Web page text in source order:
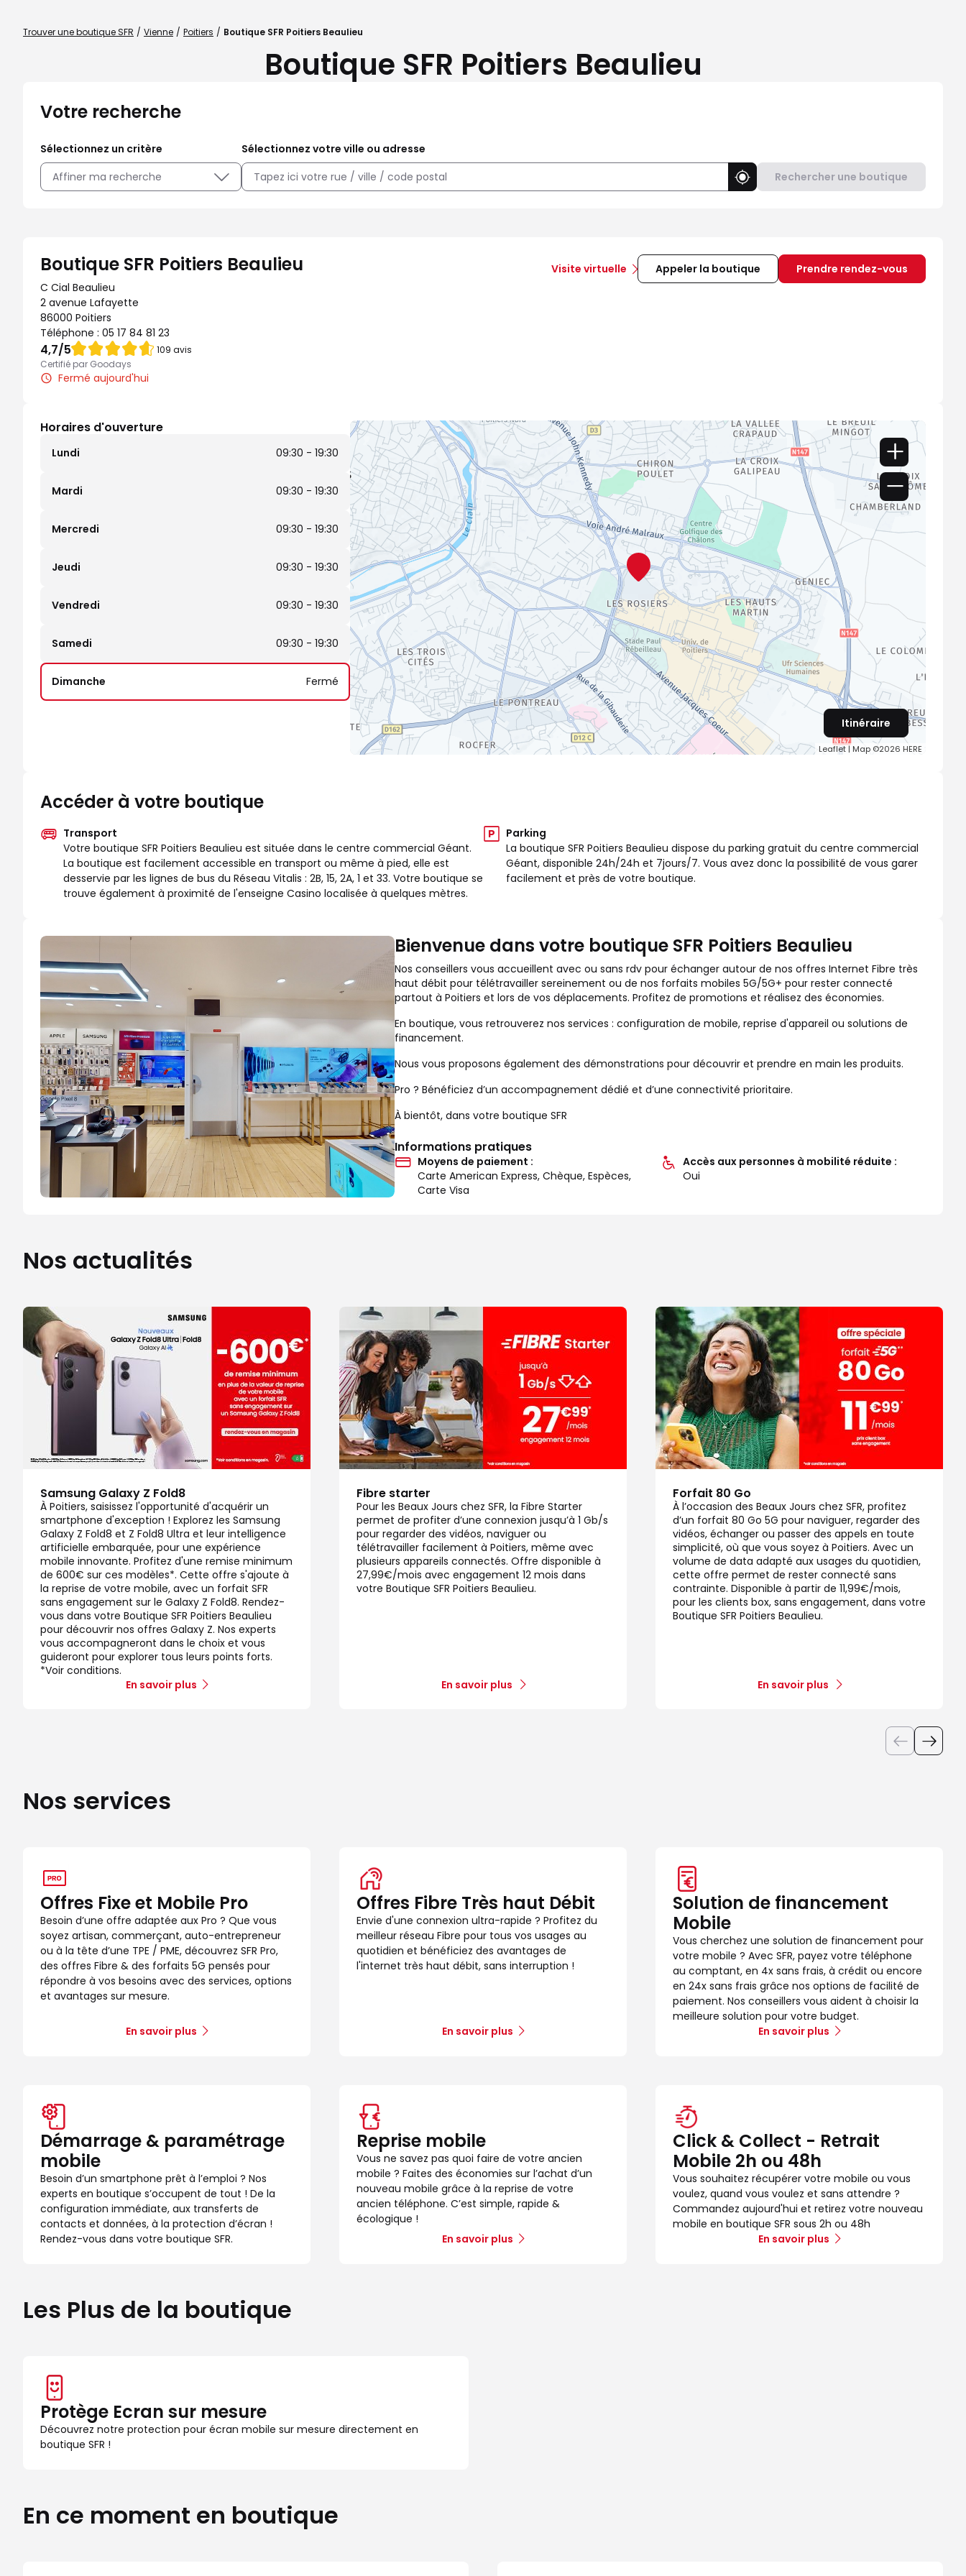
Trouver une boutique SFR Vienne Poitiers Boutique SFR Poitiers Beaulieu
Boutique SFR Poitiers Beaulieu
Votre recherche
Sélectionnez un critère
Affiner ma recherche
Sélectionnez votre ville ou adresse
Utiliser ma position
Rechercher une boutique
Boutique SFR Poitiers Beaulieu
C Cial Beaulieu
2 avenue Lafayette
86000 Poitiers
Téléphone : 05 17 84 81 23
4,7/5Note de 4.7 sur 5
109 avis
Certifié par Goodays
Fermé aujourd'hui
Visite virtuelle Appeler la boutique Prendre rendez-vous
Horaires d'ouverture
Lundi 09:30 - 19:30
Mardi 09:30 - 19:30
Mercredi 09:30 - 19:30
Jeudi 09:30 - 19:30
Vendredi 09:30 - 19:30
Samedi 09:30 - 19:30
Dimanche Fermé
Leaflet| Map ©2026 HERE
Itinéraire
Accéder à votre boutique
Transport
Votre boutique SFR Poitiers Beaulieu est située dans le centre commercial Géant.
La boutique est facilement accessible en transport ou même à pied, elle est
desservie par les lignes de bus du Réseau Vitalis : 2B, 15, 2A, 1 et 33. Votre boutique se
trouve également à proximité de l'enseigne Casino localisée à quelques mètres.
Parking
La boutique SFR Poitiers Beaulieu dispose du parking gratuit du centre commercial
Géant, disponible 24h/24h et 7jours/7. Vous avez donc la possibilité de vous garer
facilement et près de votre boutique.
Bienvenue dans votre boutique SFR Poitiers Beaulieu
Nos conseillers vous accueillent avec ou sans rdv pour échanger autour de nos offres Internet Fibre très
haut débit pour télétravailler sereinement ou de nos forfaits mobiles 5G/5G+ pour rester connecté
partout à Poitiers et lors de vos déplacements. Profitez de promotions et réalisez des économies.
En boutique, vous retrouverez nos services : configuration de mobile, reprise d'appareil ou solutions de
financement.
Nous vous proposons également des démonstrations pour découvrir et prendre en main les produits.
Pro ? Bénéficiez d’un accompagnement dédié et d’une connectivité prioritaire.
À bientôt, dans votre boutique SFR
Informations pratiques
Moyens de paiement :
Carte American Express, Chèque, Espèces,
Carte Visa
Accès aux personnes à mobilité réduite :
Oui
Nos actualités
Samsung Galaxy Z Fold8
À Poitiers, saisissez l'opportunité d'acquérir un
smartphone d'exception ! Explorez les Samsung
Galaxy Z Fold8 et Z Fold8 Ultra et leur intelligence
artificielle embarquée, pour une expérience
mobile innovante. Profitez d'une remise minimum
de 600€ sur ces modèles*. Cette offre s'ajoute à
la reprise de votre mobile, avec un forfait SFR
sans engagement sur le Galaxy Z Fold8. Rendez-
vous dans votre Boutique SFR Poitiers Beaulieu
pour découvrir nos offres Galaxy Z. Nos experts
vous accompagneront dans le choix et vous
guideront pour explorer tous leurs points forts.
*Voir conditions.
En savoir plus
Fibre starter
Pour les Beaux Jours chez SFR, la Fibre Starter
permet de profiter d’une connexion jusqu’à 1 Gb/s
pour regarder des vidéos, naviguer ou
télétravailler facilement à Poitiers, même avec
plusieurs appareils connectés. Offre disponible à
27,99€/mois avec engagement 12 mois dans
votre Boutique SFR Poitiers Beaulieu.
En savoir plus
Forfait 80 Go
À l’occasion des Beaux Jours chez SFR, profitez
d’un forfait 80 Go 5G pour naviguer, regarder des
vidéos, échanger ou passer des appels en toute
simplicité, où que vous soyez à Poitiers. Avec un
volume de data adapté aux usages du quotidien,
cette offre permet de rester connecté sans
contrainte. Disponible à partir de 11,99€/mois,
pour les clients box, sans engagement, dans votre
Boutique SFR Poitiers Beaulieu.
En savoir plus
Nos services
Offres Fixe et Mobile Pro
Besoin d’une offre adaptée aux Pro ? Que vous
soyez artisan, commerçant, auto-entrepreneur
ou à la tête d’une TPE / PME, découvrez SFR Pro,
des offres Fibre & des forfaits 5G pensés pour
répondre à vos besoins avec des services, options
et avantages sur mesure.
En savoir plus
Offres Fibre Très haut Débit
Envie d'une connexion ultra-rapide ? Profitez du
meilleur réseau Fibre pour tous vos usages au
quotidien et bénéficiez des avantages de
l'internet très haut débit, sans interruption !
En savoir plus
Solution de financement
Mobile
Vous cherchez une solution de financement pour
votre mobile ? Avec SFR, payez votre téléphone
au comptant, en 4x sans frais, à crédit ou encore
en 24x sans frais grâce nos options de facilité de
paiement. Nos conseillers vous aident à choisir la
meilleure solution pour votre budget.
En savoir plus
Démarrage & paramétrage
mobile
Besoin d’un smartphone prêt à l’emploi ? Nos
experts en boutique s’occupent de tout ! De la
configuration immédiate, aux transferts de
contacts et données, à la protection d’écran !
Rendez-vous dans votre boutique SFR.
Reprise mobile
Vous ne savez pas quoi faire de votre ancien
mobile ? Faites des économies sur l’achat d’un
nouveau mobile grâce à la reprise de votre
ancien téléphone. C’est simple, rapide &
écologique !
En savoir plus
Click & Collect - Retrait
Mobile 2h ou 48h
Vous souhaitez récupérer votre mobile ou vous
voulez, quand vous voulez et sans attendre ?
Commandez aujourd'hui et retirez votre nouveau
mobile en boutique SFR sous 2h ou 48h
En savoir plus
Les Plus de la boutique
Protège Ecran sur mesure
Découvrez notre protection pour écran mobile sur mesure directement en
boutique SFR !
En ce moment en boutique